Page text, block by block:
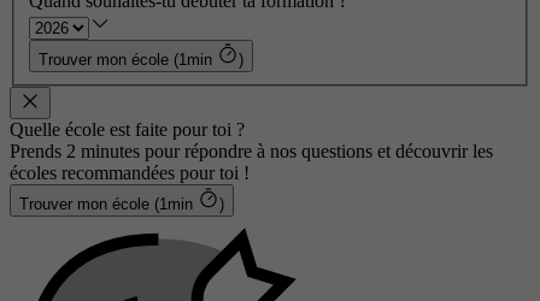
Trouver mon école (1min )
Quelle école est faite pour toi ?
Prends 2 minutes pour répondre à nos questions et découvrir les
écoles recommandées pour toi !
Trouver mon école (1min )